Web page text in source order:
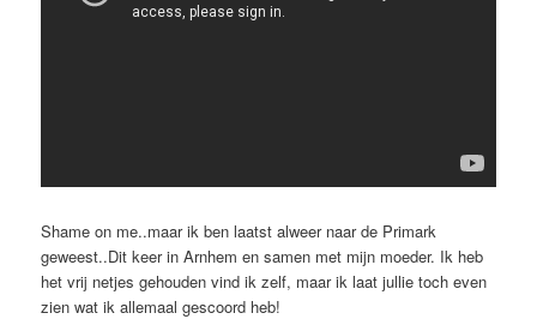
Shame on me..maar ik ben laatst alweer naar de Primark
geweest..Dit keer in Arnhem en samen met mijn moeder. Ik heb
het vrij netjes gehouden vind ik zelf, maar ik laat jullie toch even
zien wat ik allemaal gescoord heb!